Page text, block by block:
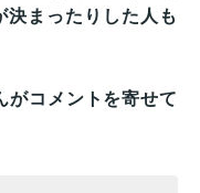
まったりした人も
コメントを寄せて